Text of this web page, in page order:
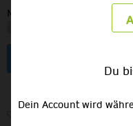
Menge:
Du
Dein Account wird